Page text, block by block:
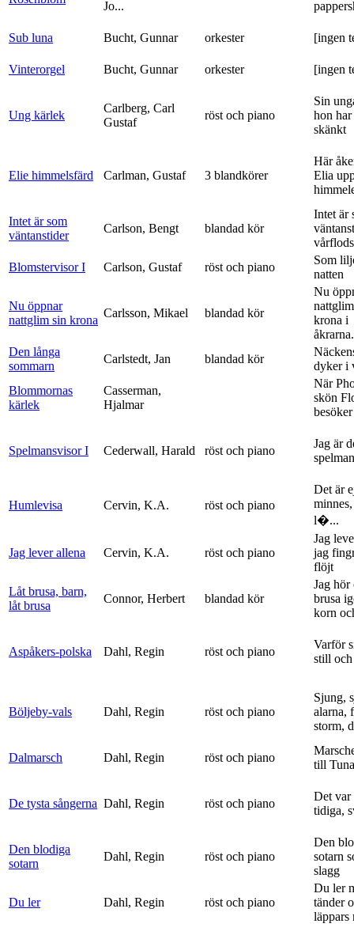
Jo...
Sub luna Bucht, Gunnar orkester [ingen
Vinterorgel Bucht, Gunnar orkester [ingen
Ung kärlek
Carlberg, Carl
Gustaf
röst och piano
Sin
hon
skänkt
Elie himmelsfärd Carlman, Gustaf 3 blandkörer
Här
Elia
Intet är som
väntanstider
Carlson, Bengt blandad kör
Intet är
Blomstervisor I
Carlson, Gustaf röst och piano
Som
natten
Nu öppnar
nattglim sin krona
Carlsson, Mikael blandad kör
Nu
krona i
Den långa
sommarn
Carlstedt, Jan blandad kör
dyker i
Blommornas
kärlek
Casserman,
Hjalmar
När
skön
besöker
Spelmansvisor I Cederwall, Harald röst och piano
Jag är
spelman
Humlevisa Cervin, K.A. röst och piano
Det är
l�...
Jag lever allena Cervin, K.A. röst och piano
Jag
jag
flöjt
Låt brusa, barn,
låt brusa
Connor, Herbert blandad kör
Jag hör
brusa
korn
Aspåkers-polska Dahl, Regin röst och piano
Varför
still
Böljeby-vals Dahl, Regin röst och piano
Sjung,
alarna,
storm,
Dalmarsch Dahl, Regin röst och piano
till Tuna
De tysta sångerna Dahl, Regin röst och piano
Det var
tidiga,
Den blodiga
sotarn
Dahl, Regin röst och piano
Den
sotarn
slagg
Du ler Dahl, Regin röst och piano
Du ler
tänder
läppars